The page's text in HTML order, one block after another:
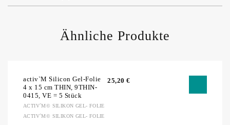
Ähnliche Produkte
ACTIV´M© SILIKON GEL- FOLIE
ACTIV´M© SILIKON GEL- FOLIE
activ`M Silicon Gel-Folie
4 x 15 cm THIN, 9THIN-
0415, VE = 5 Stück
25,20€